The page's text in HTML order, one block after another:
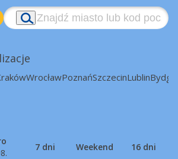
WrocławPoznańSzczecinLublin
7 dni Weekend 16 dni